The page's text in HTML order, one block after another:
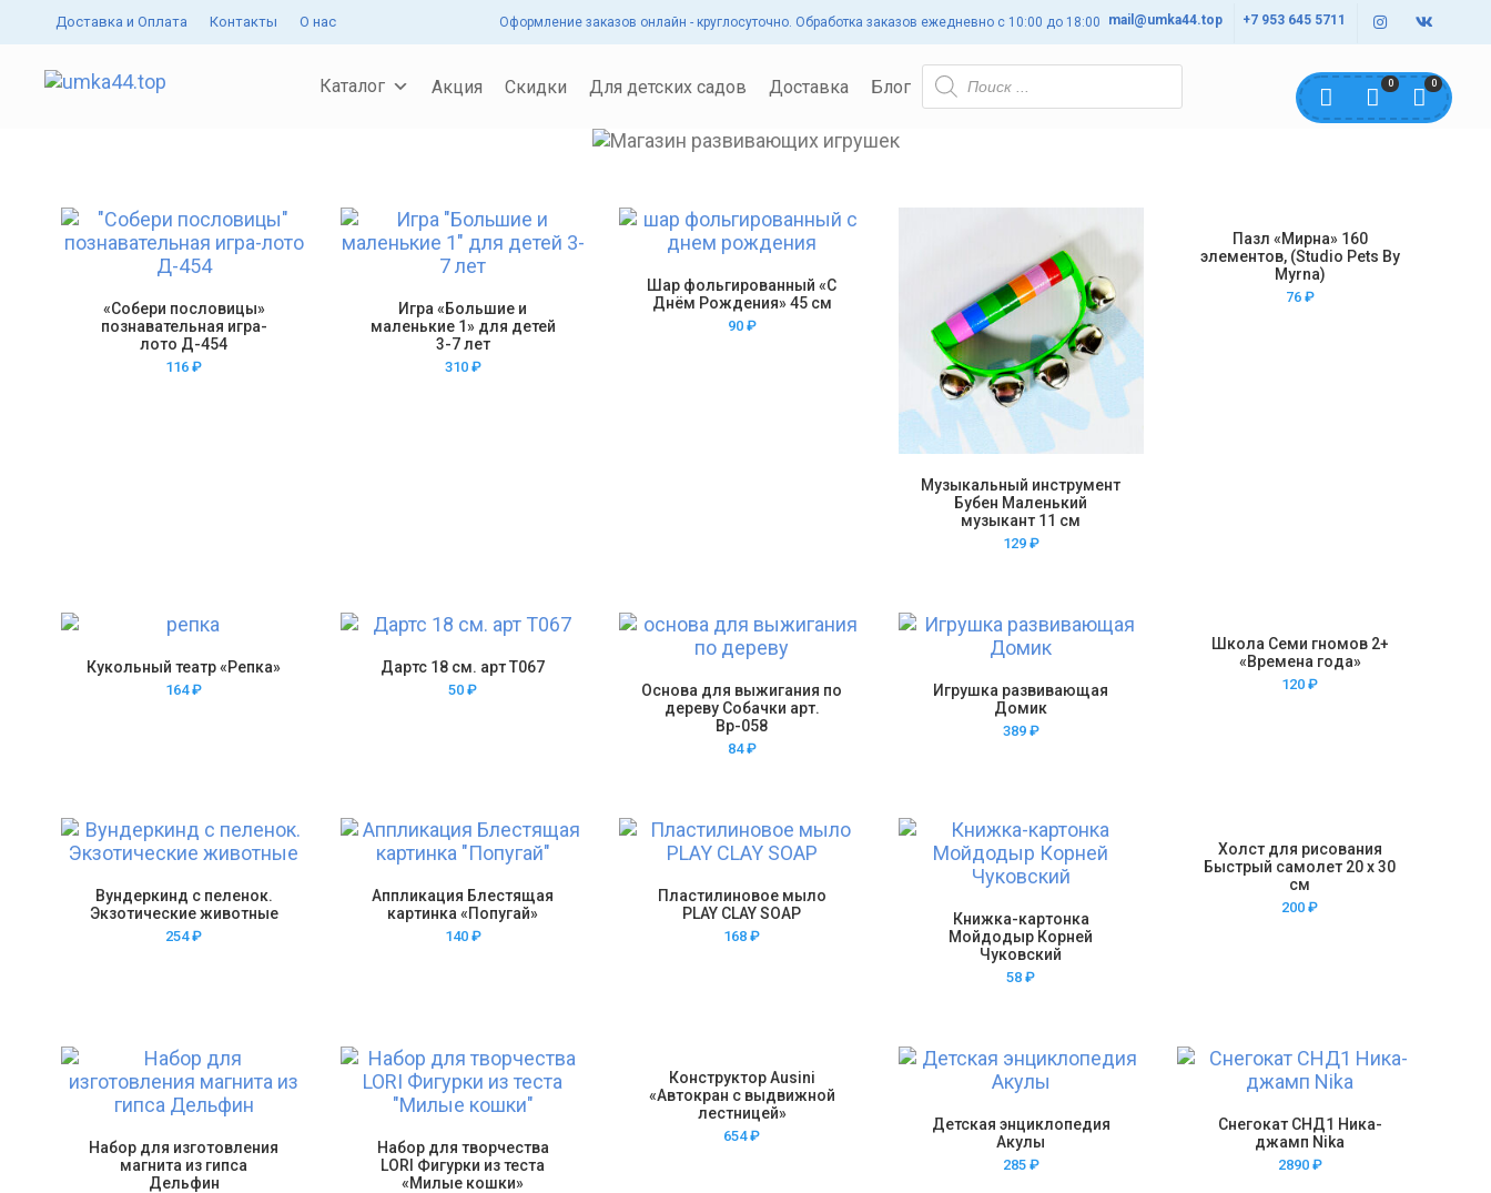
Оформление заказов онлайн - круглосуточно. Обработка заказов ежедневно с 10:00 до 18:00 mail@umka44.top +7 953 645 5711
Доставка и Оплата Контакты О нас
0
0
Забыли свой пароль?
Каталог Акция Скидки Для детских садов Доставка Блог
ПОИСК
ТОВАРОВ
«Собери пословицы»
познавательная игра-
лото Д-454
116₽
Игра «Большие и
маленькие 1» для детей
3-7 лет
310 ₽
Шар фольгированный «С
Днём Рождения» 45 см
90 ₽
Музыкальный инструмент
Бубен Маленький
музыкант 11 см
129 ₽
Пазл «Мирна» 160
элементов, (Studio Pets By
Myrna)
76 ₽
Кукольный театр «Репка»
164₽
Дартс 18 см. арт Т067
50₽
Основа для выжигания по
дереву Собачки арт.
Вр-058
84₽
Игрушка развивающая
Домик
389 ₽
Школа Семи гномов 2+
«Времена года»
120₽
Вундеркинд с пеленок.
Экзотические животные
254₽
Аппликация Блестящая
картинка «Попугай»
140 ₽
Пластилиновое мыло
PLAY CLAY SOAP
168₽
Книжка-картонка
Мойдодыр Корней
Чуковский
58₽
Холст для рисования
Быстрый самолет 20 х 30
см
200₽
Набор для изготовления
магнита из гипса
Дельфин
Набор для творчества
LORI Фигурки из теста
«Милые кошки»
Конструктор Ausini
«Автокран с выдвижной
лестницей»
654₽
Детская энциклопедия
Акулы
285 ₽
Снегокат СНД1 Ника-
джамп Nika
2890 ₽